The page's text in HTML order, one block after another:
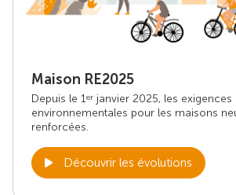
Maison RE2025
Depuis le 1er janvier 2025, les exigences
environnementales pour les maisons
renforcées.
Découvrir les évolutions